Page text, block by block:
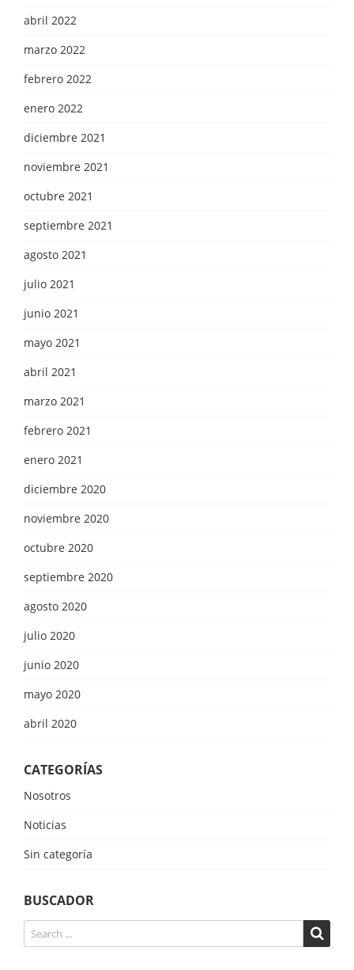
abril 2022
marzo 2022
febrero 2022
enero 2022
diciembre 2021
noviembre 2021
octubre 2021
septiembre 2021
agosto 2021
julio 2021
junio 2021
mayo 2021
abril 2021
marzo 2021
febrero 2021
enero 2021
diciembre 2020
noviembre 2020
octubre 2020
septiembre 2020
agosto 2020
julio 2020
junio 2020
mayo 2020
abril 2020
CATEGORÍAS
Nosotros
Noticias
Sin categoría
BUSCADOR